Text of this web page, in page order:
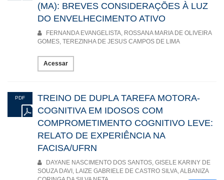
(MA): BREVES CONSIDERAÇÕES À LUZ
DO ENVELHECIMENTO ATIVO
FERNANDA EVANGELISTA, ROSSANA MARIA DE OLIVEIRA
GOMES, TEREZINHA DE JESUS CAMPOS DE LIMA
Acessar
PDF
TREINO DE DUPLA TAREFA MOTORA-
COGNITIVA EM IDOSOS COM
COMPROMETIMENTO COGNITIVO LEVE:
RELATO DE EXPERIÊNCIA NA
FACISA/UFRN
DAYANE NASCIMENTO DOS SANTOS, GISELE KARINY DE
SOUZA DAVI, LAIZE GABRIELE DE CASTRO SILVA, ALBANIZA